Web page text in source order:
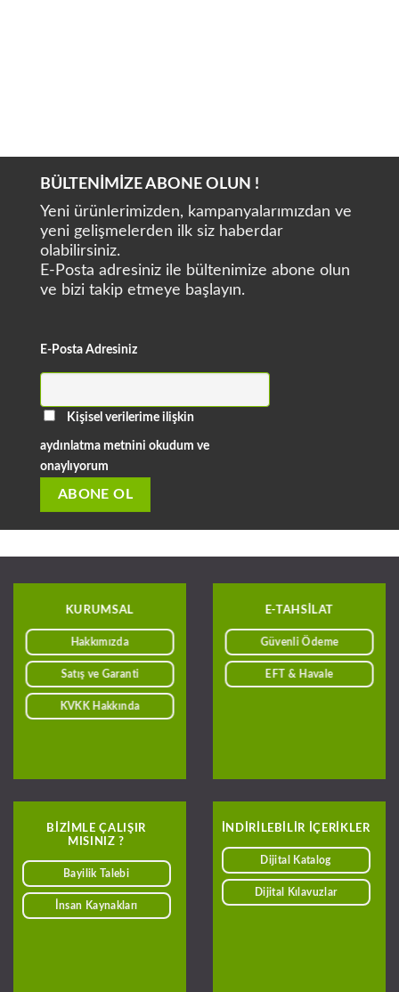
BÜLTENİMİZE ABONE OLUN !
Yeni ürünlerimizden, kampanyalarımızdan ve
yeni gelişmelerden ilk siz haberdar
olabilirsiniz.
E-Posta adresiniz ile bültenimize abone olun
ve bizi takip etmeye başlayın.
E-Posta Adresiniz
Kişisel verilerime ilişkin
aydınlatma metnini okudum ve
onaylıyorum
KURUMSAL
Hakkımızda
Satış ve Garanti
KVKK Hakkında
BIZIMLE ÇALIŞIR
MISINIZ ?
Bayilik Talebi
İnsan Kaynakları
E-TAHSILAT
Güvenli Ödeme
EFT & Havale
INDIRILEBILIR IÇERIKLER
Dijital Katalog
Dijital Kılavuzlar